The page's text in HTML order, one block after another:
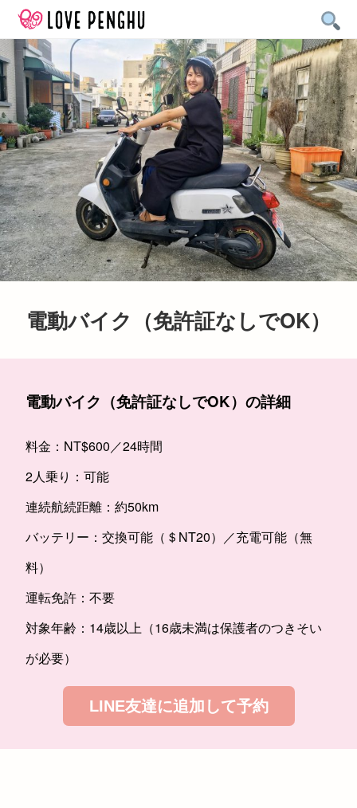
Skip
content
電動バイク（免許証なしでOK）
電動バイク（免許証なしでOK）の詳細
料金：NT$600／24時間
2人乗り：可能
連続航続距離：約50km
バッテリー：交換可能（＄NT20）／充電可能（無
料）
運転免許：不要
対象年齢：14歳以上（16歳未満は保護者のつきそい
が必要）
LINE友達に追加して予約